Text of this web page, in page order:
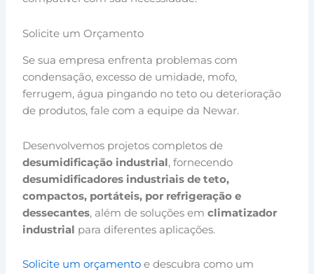
Solicite um Orçamento
Se sua empresa enfrenta problemas com
condensação, excesso de umidade, mofo,
ferrugem, água pingando no teto ou deterioração
de produtos, fale com a equipe da Newar.
Desenvolvemos projetos completos de
desumidificação industrial, fornecendo
desumidificadores industriais de teto,
compactos, portáteis, por refrigeração e
dessecantes, além de soluções emclimatizador
industrial para diferentes aplicações.
Solicite um orçamento e descubra como um